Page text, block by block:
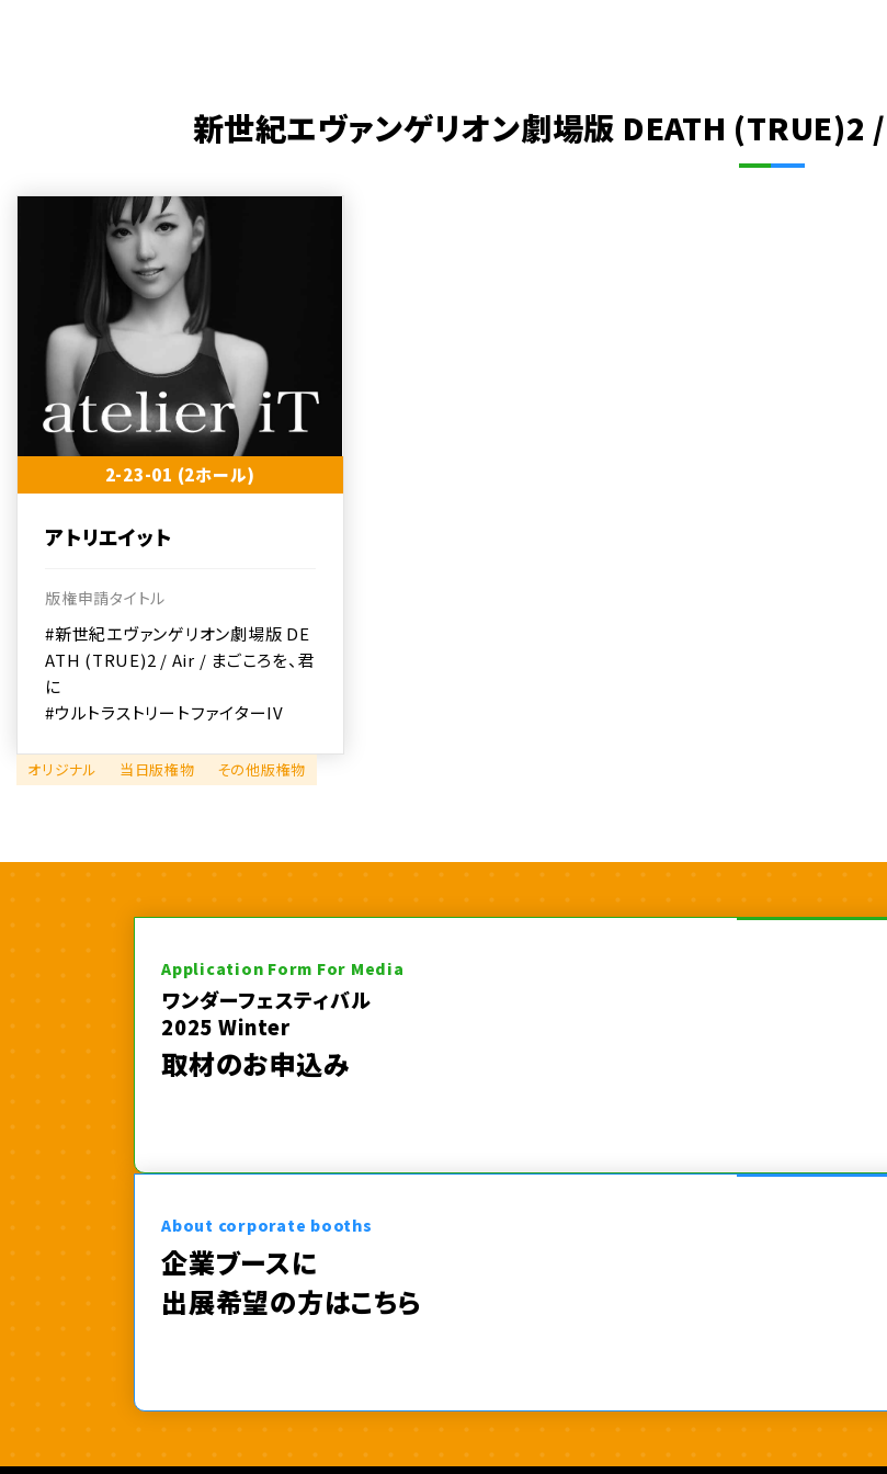
新世紀エヴァンゲリオン劇場版 DEATH (TRUE)2
2-23-01 (2ホール)
アトリエイット
版権申請タイトル
#新世紀エヴァンゲリオン劇場版 DE
ATH (TRUE)2 / Air / まごころを、君
に
#ウルトラストリートファイターIV
オリジナル 当日版権物 その他版権物
Application Form For Media
ワンダーフェスティバル
2025 Winter
取材のお申込み
About corporate booths
企業ブースに
出展希望の方はこちら